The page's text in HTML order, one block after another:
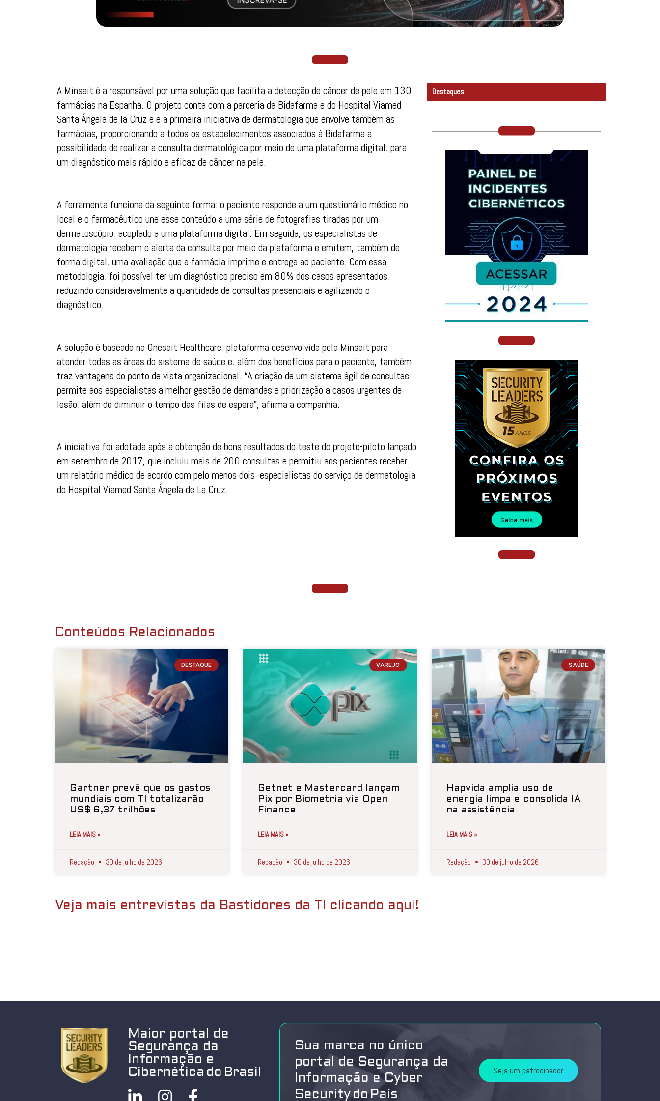
A Minsait é a responsável por uma solução que facilita a detecção de câncer de pele em 130
farmácias na Espanha. O projeto conta com a parceria da Bidafarma e do Hospital Viamed
Santa Ángela de la Cruz e é a primeira iniciativa de dermatologia que envolve também as
farmácias, proporcionando a todos os estabelecimentos associados à Bidafarma a
possibilidade de realizar a consulta dermatológica por meio de uma plataforma digital, para
um diagnóstico mais rápido e eficaz de câncer na pele.
A ferramenta funciona da seguinte forma: o paciente responde a um questionário médico no
local e o farmacêutico une esse conteúdo a uma série de fotografias tiradas por um
dermatoscópio, acoplado a uma plataforma digital. Em seguida, os especialistas de
dermatologia recebem o alerta da consulta por meio da plataforma e emitem, também de
forma digital, uma avaliação que a farmácia imprime e entrega ao paciente. Com essa
metodologia, foi possível ter um diagnóstico preciso em 80% dos casos apresentados,
reduzindo consideravelmente a quantidade de consultas presenciais e agilizando o
diagnóstico.
A solução é baseada na Onesait Healthcare, plataforma desenvolvida pela Minsait para
atender todas as áreas do sistema de saúde e, além dos benefícios para o paciente, também
traz vantagens do ponto de vista organizacional. “A criação de um sistema ágil de consultas
permite aos especialistas a melhor gestão de demandas e priorização a casos urgentes de
lesão, além de diminuir o tempo das filas de espera”, afirma a companhia.
A iniciativa foi adotada após a obtenção de bons resultados do teste do projeto-piloto lançado
em setembro de 2017, que incluiu mais de 200 consultas e permitiu aos pacientes receber
um relatório médico de acordo com pelo menos dois especialistas do serviço de dermatologia
do Hospital Viamed Santa Ángela de La Cruz.
Destaques
Conteúdos Relacionados
DESTAQUE
Gartner prevê que os gastos
mundiais com TI totalizarão
US$ 6,37 trilhões
LEIA MAIS »
Redação 30 de julho de 2026
VAREJO
Getnet e Mastercard lançam
Pix por Biometria via Open
Finance
LEIA MAIS »
Redação 30 de julho de 2026
SAÚDE
Hapvida amplia uso de
energia limpa e consolida IA
na assistência
LEIA MAIS »
Redação 30 de julho de 2026
Veja mais entrevistas da Bastidores da TI clicando aqui!
Maior portal de
Segurança da
Informação e
Cibernética do Brasil
Sua marca no único
portal de Segurança da
Informação e Cyber
Security do País
Seja um patrocinador